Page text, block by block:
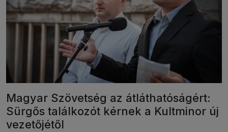
Magyar Szövetség az átláthatóságért:
Sürgős találkozót kérnek a Kultminor új
vezetőjétől